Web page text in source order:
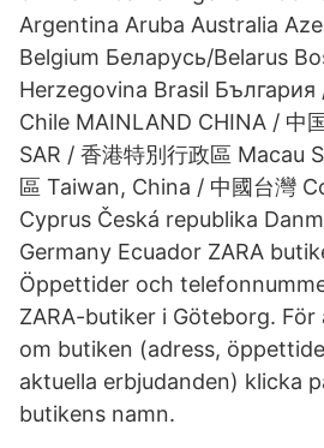
Argentina Aruba Australia
Belgium Беларусь/Belarus
Herzegovina Brasil България
Chile MAINLAND CHINA / 中
SAR / 香港特別行政區 Macau
區 Taiwan, China / 中國台灣
Cyprus Česká republika
Germany Ecuador ZARA
Öppettider och
ZARA-butiker i Göteborg.
om butiken (adress,
aktuella erbjudanden) klicka
butikens namn.